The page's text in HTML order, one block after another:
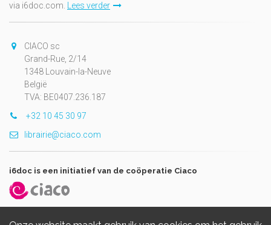
via i6doc.com. Lees verder
CIACO sc
Grand-Rue, 2/14
1348 Louvain-la-Neuve
België
TVA: BE0407.236.187
+32 10 45 30 97
librairie@ciaco.com
i6doc is een initiatief van de coöperatie Ciaco